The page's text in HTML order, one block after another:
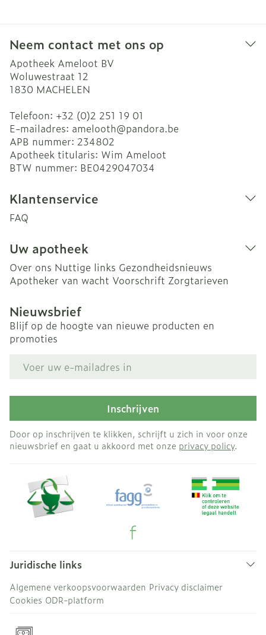
Neem contact met ons op
Apotheek Ameloot BV
Woluwestraat 12
1830 MACHELEN
Telefoon: +32 (0)2 251 19 01
E-mailadres: amelooth@pandora.be
APB nummer: 234802
Apotheek titularis: Wim Ameloot
BTW nummer: BE0429047034
Klantenservice
FAQ
Uw apotheek
Over ons Nuttige links Gezondheidsnieuws
Apotheker van wacht Voorschrift Zorgtarieven
Nieuwsbrief
Blijf op de hoogte van nieuwe producten en
promoties
Inschrijven
Door op inschrijven te klikken, schrijft u zich in voor onze
nieuwsbrief en gaat u akkoord met onze privacy policy.
Juridische links
Algemene verkoopsvoorwaarden Privacy disclaimer
Cookies ODR-platform